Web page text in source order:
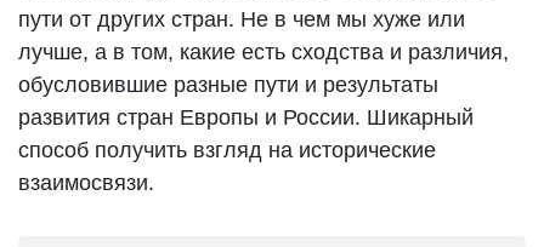
пути от других стран. Не в чем мы хуже или
лучше, а в том, какие есть сходства и различия,
обусловившие разные пути и результаты
развития стран Европы и России. Шикарный
способ получить взгляд на исторические
взаимосвязи.